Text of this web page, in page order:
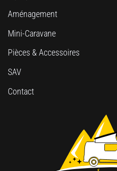
Aménagement
Mini-Caravane
Pièces & Accessoires
SAV
Contact